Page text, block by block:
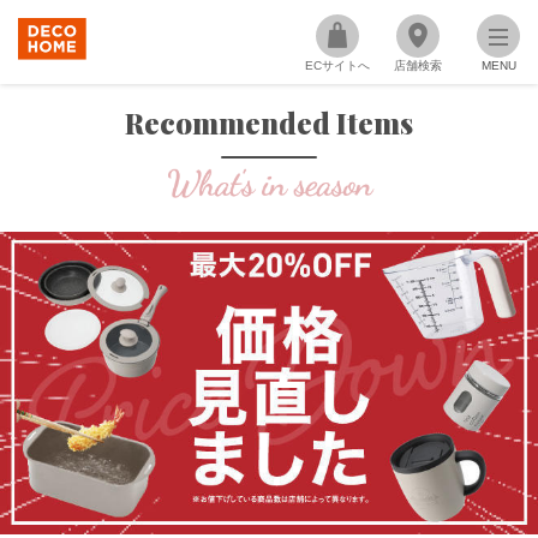
MENU
ECサイトへ 店舗検索
Recommended Items